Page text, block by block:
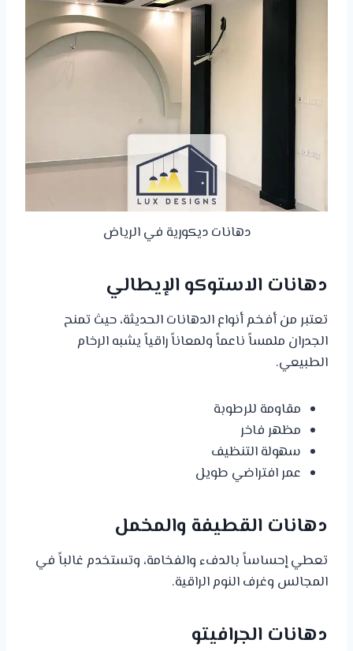
دهانات ديكورية في الرياض
دهانات الاستوكو الإيطالي
تعتبر من أفخم أنواع الدهانات الحديثة، حيث تمنح
الجدران ملمساً ناعماً ولمعاناً راقياً يشبه الرخام
الطبيعي.
مقاومة للرطوبة
مظهر فاخر
سهولة التنظيف
عمر افتراضي طويل
دهانات القطيفة والمخمل
تعطي إحساساً بالدفء والفخامة، وتستخدم غالباً في
المجالس وغرف النوم الراقية.
دهانات الجرافيتو